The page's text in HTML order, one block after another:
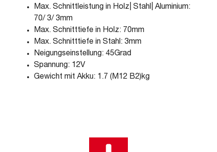
Max. Schnittleistung in Holz| Stahl| Aluminium:
70/ 3/ 3mm
Max. Schnitttiefe in Holz: 70mm
Max. Schnitttiefe in Stahl: 3mm
Neigungseinstellung: 45Grad
Spannung: 12V
Gewicht mit Akku: 1.7 (M12 B2)kg